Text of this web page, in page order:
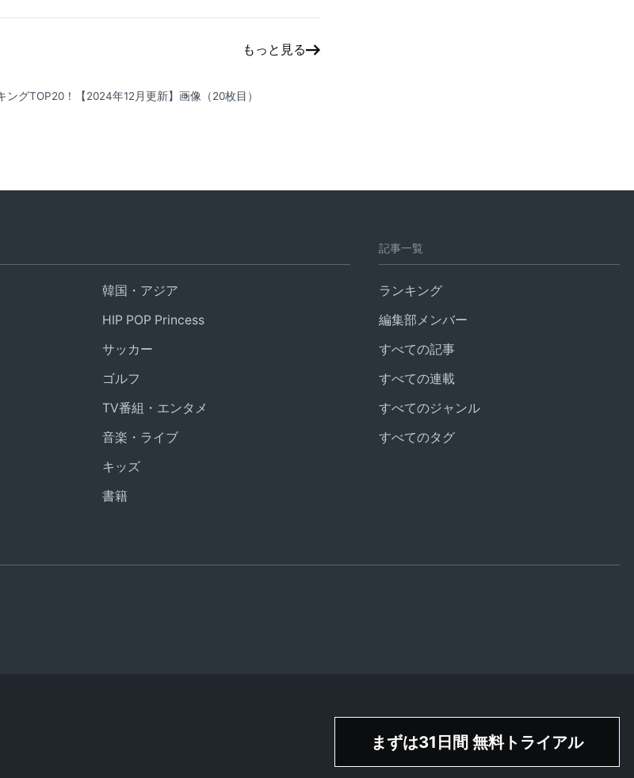
もっと見る
ングTOP20！【2024年12月更新】 画像（20枚目）
韓国・アジア
HIP POP Princess
サッカー
ゴルフ
TV番組・エンタメ
音楽・ライブ
キッズ
書籍
記事一覧
ランキング
編集部メンバー
すべての記事
すべての連載
すべてのジャンル
すべてのタグ
まずは31日間 無料トライアル